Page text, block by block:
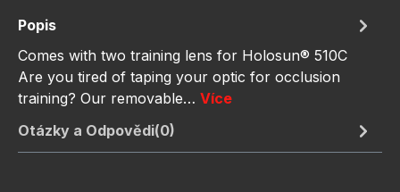
Popis
Comes with two training lens for Holosun® 510C
Are you tired of taping your optic for occlusion
training? Our removable… Více
Otázky a Odpovědi(0)